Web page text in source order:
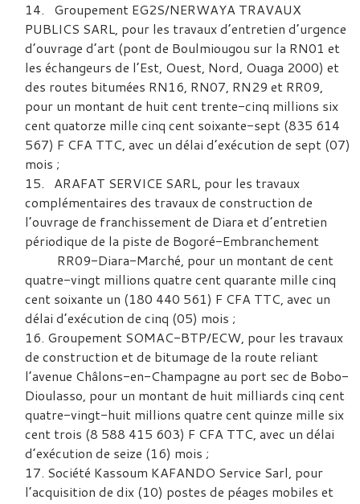
Groupement EG2S/NERWAYA TRAVAUX
PUBLICS SARL, pour les travaux d’entretien d’urgence
d’ouvrage d’art (pont de Boulmiougou sur la RN01 et
les échangeurs de l’Est, Ouest, Nord, Ouaga 2000) et
des routes bitumées RN16, RN07, RN29 et RR09,
pour un montant de huit cent trente-cinq millions six
cent quatorze mille cinq cent soixante-sept (835 614
567) F CFA TTC, avec un délai d’exécution de sept (07)
mois ;
ARAFAT SERVICE SARL, pour les travaux
complémentaires des travaux de construction de
l’ouvrage de franchissement de Diara et d’entretien
périodique de la piste de Bogoré-Embranchement
RR09-Diara-Marché, pour un montant de cent
quatre-vingt millions quatre cent quarante mille cinq
cent soixante un (180 440 561) F CFA TTC, avec un
délai d’exécution de cinq (05) mois ;
Groupement SOMAC-BTP/ECW, pour les travaux
de construction et de bitumage de la route reliant
l’avenue Châlons-en-Champagne au port sec de Bobo-
Dioulasso, pour un montant de huit milliards cinq cent
quatre-vingt-huit millions quatre cent quinze mille six
cent trois (8 588 415 603) F CFA TTC, avec un délai
d’exécution de seize (16) mois ;
Société Kassoum KAFANDO Service Sarl, pour
l’acquisition de dix (10) postes de péages mobiles et